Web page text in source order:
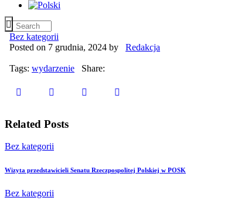
Bez kategorii
Posted on 7 grudnia, 2024 by Redakcja
Tags: wydarzenie Share:
Related Posts
Bez kategorii
Wizyta przedstawicieli Senatu Rzeczpospolitej Polskiej w POSK
Bez kategorii